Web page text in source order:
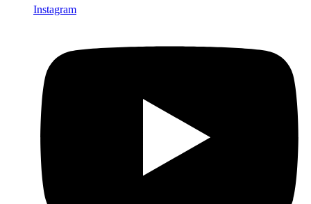
Instagram